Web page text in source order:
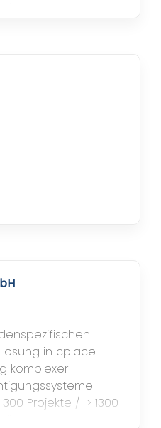
in cplace
komplexer
Projekte / ​ > 1300